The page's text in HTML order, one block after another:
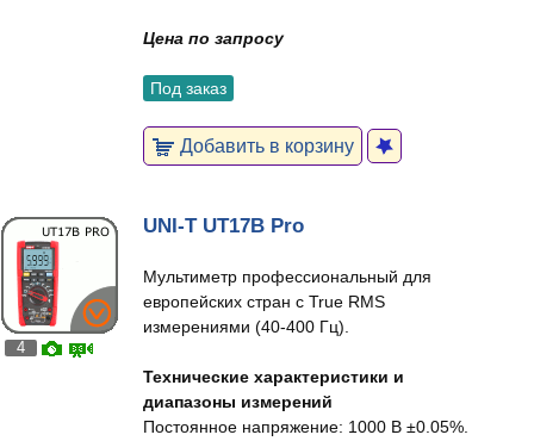
Цена по запросу
Под заказ
Добавить в корзину
4
UNI-T UT17B Pro
Мультиметр профессиональный для
европейских стран с True RMS
измерениями (40-400 Гц).
Технические характеристики и
диапазоны измерений
Постоянное напряжение: 1000 В ±0.05%.